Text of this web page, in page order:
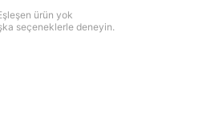
ürün yok
seçeneklerle deneyin.